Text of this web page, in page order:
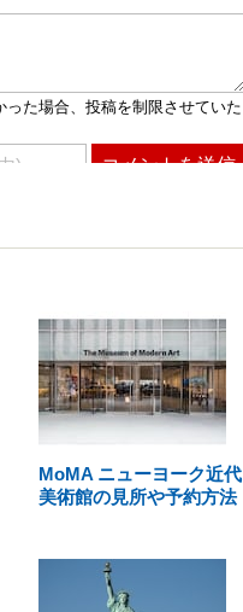
MoMA ニューヨーク近代
美術館の見所や予約方法